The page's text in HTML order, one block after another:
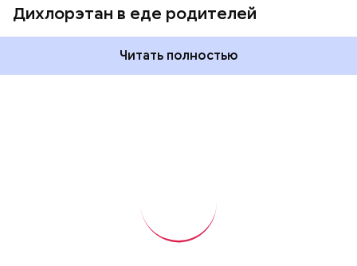
Дихлорэтан в еде родителей
Читать полностью